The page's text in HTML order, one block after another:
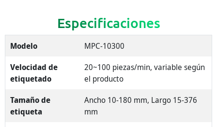
Especificaciones
Modelo
MPC-10300
Velocidad de
etiquetado
20~100 piezas/min, variable según
el producto
Tamaño de
etiqueta
Ancho 10-180 mm, Largo 15-376
mm